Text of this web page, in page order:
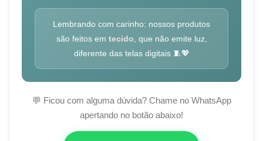
Lembrando com carinho: nossos produtos
são feitos em tecido , que não emite luz,
diferente das telas digitais 🧵💖
💬 Ficou com alguma dúvida? Chame no WhatsApp
apertando no botão abaixo!